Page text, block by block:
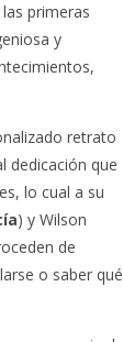
primeras
y
retrato
dedicación que
lo cual a su
) y Wilson
de
o saber qué